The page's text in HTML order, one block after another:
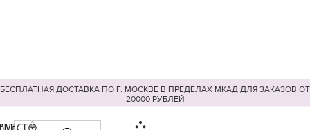
БЕСПЛАТНАЯ ДОСТАВКА ПО Г. МОСКВЕ В ПРЕДЕЛАХ МКАД ДЛЯ ЗАКАЗОВ ОТ
20000 РУБЛЕЙ